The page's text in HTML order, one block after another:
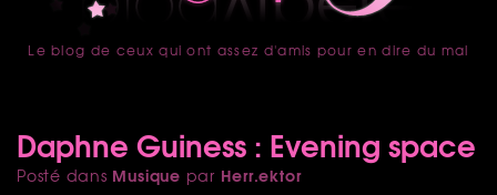
accueil
Le blog de ceux qui ont assez d'amis pour en dire du mal
Daphne Guiness : Evening space
Posté dans Musique par Herr.ektor